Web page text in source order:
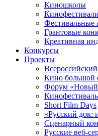
Киношколы
Фестивальные
Грантовые
Креативная
Конкурсы
Проекты
Кино большой
Форум «Новый
Short Film Days
«Русский док:
Сценарный
Русские веб-